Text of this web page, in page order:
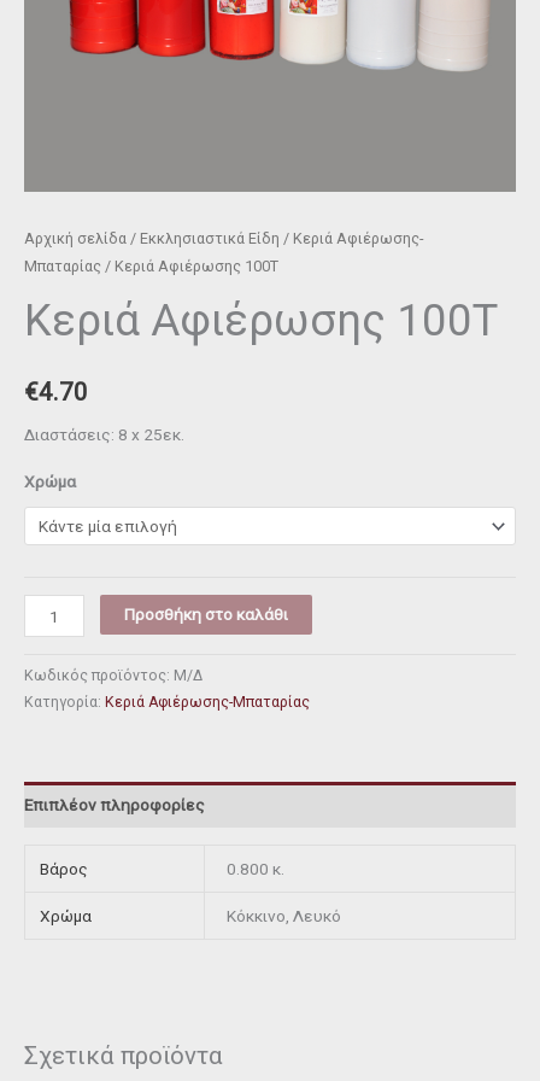
Αρχική σελίδα / Εκκλησιαστικά Είδη / Κεριά Αφιέρωσης-
Μπαταρίας / Κεριά Αφιέρωσης 100T
Κεριά Αφιέρωσης 100T
€4.70
Διαστάσεις: 8 x 25εκ.
Χρώμα
Προσθήκη στο καλάθι
Κωδικός προϊόντος: Μ/Δ
Κατηγορία: Κεριά Αφιέρωσης-Μπαταρίας
Επιπλέον πληροφορίες
Βάρος 0.800 κ.
Χρώμα Κόκκινο, Λευκό
Σχετικά προϊόντα